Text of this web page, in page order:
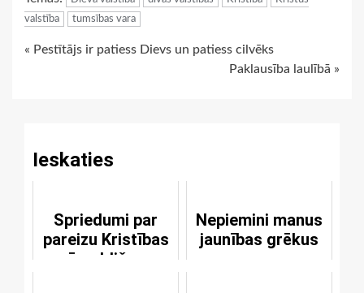
valstība
tumsības vara
Continue
« Pestītājs ir patiess Dievs un patiess cilvēks
Paklausība laulībā »
Ieskaties
Spriedumi par
pareizu Kristības
pārvaldišanu
Nepiemini manus
jaunības grēkus